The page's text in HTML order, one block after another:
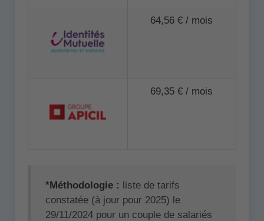
64,56 € / mois
69,35 € / mois
*Méthodologie : liste de tarifs
constatée (à jour pour 2025) le
29/11/2024 pour un couple de salariés